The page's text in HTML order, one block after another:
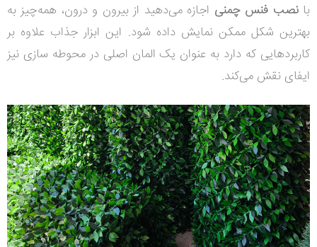
بانصب فنس چمنی اجازه می‌دهید از بیرون و درون، همه‌چیز به
بهترین شکل ممکن نمایش داده شود. این ابزار جذاب علاوه بر
کاربردهایی که دارد به عنوان یک المان اصلی در محوطه سازی نیز
ایفای نقش می‌کند.